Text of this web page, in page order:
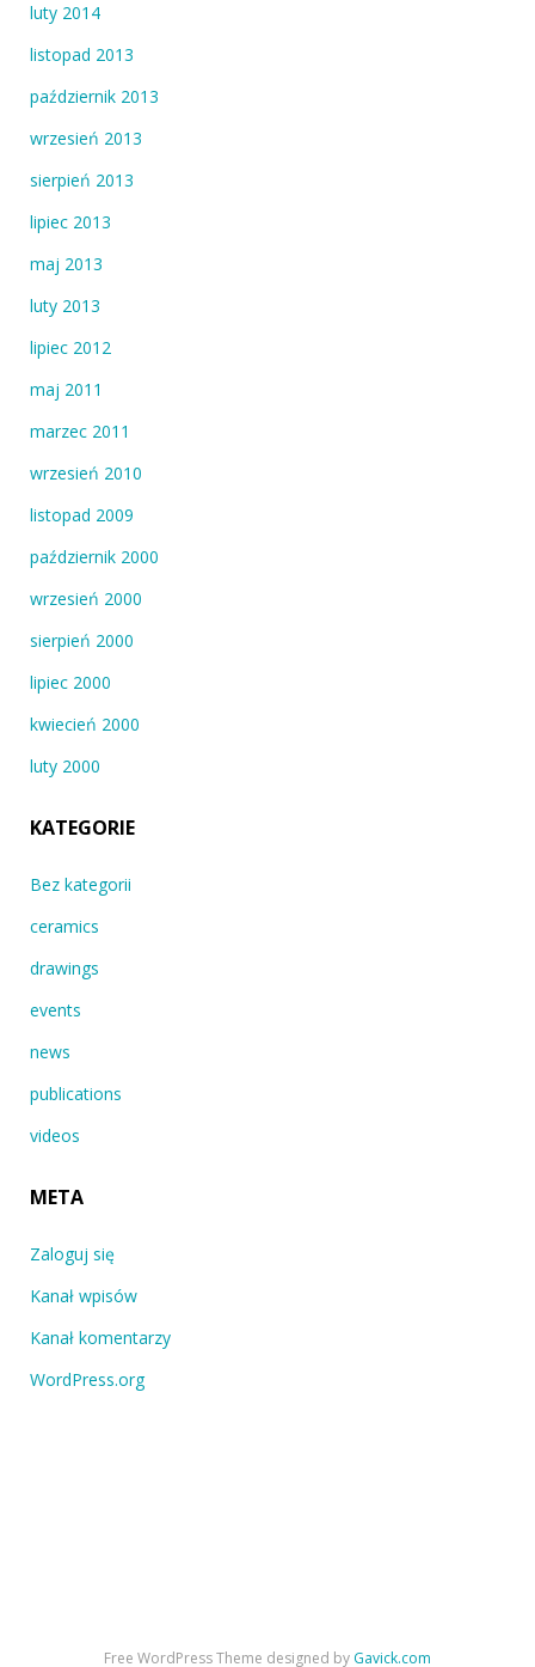
luty 2014
listopad 2013
październik 2013
wrzesień 2013
sierpień 2013
lipiec 2013
maj 2013
luty 2013
lipiec 2012
maj 2011
marzec 2011
wrzesień 2010
listopad 2009
październik 2000
wrzesień 2000
sierpień 2000
lipiec 2000
kwiecień 2000
luty 2000
KATEGORIE
Bez kategorii
ceramics
drawings
events
news
publications
videos
META
Zaloguj się
Kanał wpisów
Kanał komentarzy
WordPress.org
Free WordPress Theme designed by Gavick.com